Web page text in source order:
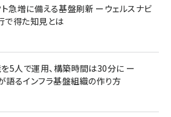
ト急増に備える基盤刷新 ーウェルスナビ
で得た知見とは
5人で運用、構築時間は30分に ー
語るインフラ基盤組織の作り方